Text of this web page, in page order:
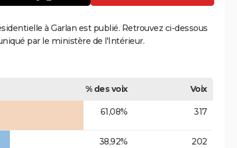
à Garlan est publié. Retrouvez ci-dessous
par le ministère de l'Intérieur.
% des voix
Voix
61,08% 317
38,92% 202